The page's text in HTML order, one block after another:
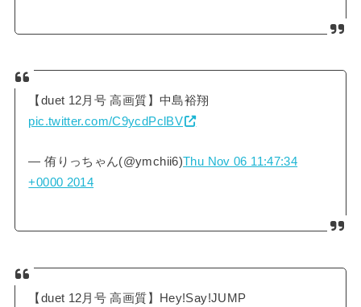
【duet 12月号 高画質】中島裕翔
pic.twitter.com/C9ycdPclBV
— 侑りっちゃん(@ymchii6)Thu Nov 06 11:47:34
+0000 2014
【duet 12月号 高画質】Hey!Say!JUMP